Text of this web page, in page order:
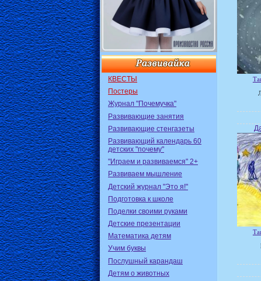
КВЕСТЫ
Постеры
Журнал "Почемучка"
Развивающие занятия
Развивающие стенгазеты
Развивающий календарь 60
детских "почему"
"Играем и развиваемся" 2+
Развиваем мышление
Детский журнал "Это я!"
Подготовка к школе
Поделки своими руками
Детские презентации
Математика детям
Учим буквы
Послушный карандаш
Детям о животных